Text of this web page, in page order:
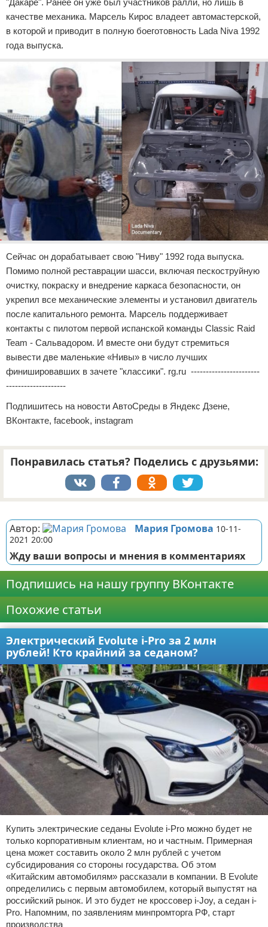
"Дакаре". Ранее он уже был участников ралли, но лишь в
качестве механика. Марсель Кирос владеет автомастерской,
в которой и приводит в полную боеготовность Lada Niva 1992
года выпуска.
Сейчас он дорабатывает свою "Ниву" 1992 года выпуска.
Помимо полной реставрации шасси, включая пескоструйную
очистку, покраску и внедрение каркаса безопасности, он
укрепил все механические элементы и установил двигатель
после капитального ремонта. Марсель поддерживает
контакты с пилотом первой испанской команды Classic Raid
Team - Сальвадором. И вместе они будут стремиться
вывести две маленькие «Нивы» в число лучших
финишировавших в зачете "классики". rg.ru -----------------------
--------------------
Подпишитесь на новости АвтоСреды в Яндекс Дзене,
ВКонтакте, facebook, instagram
Понравилась статья? Поделись с друзьями:
Автор: Мария Громова 10-11-
2021 20:00
Жду ваши вопросы и мнения в комментариях
Подпишись на нашу группу ВКонтакте
Похожие статьи
Электрический Evolute i-Pro за 2 млн
рублей! Кто крайний за седаном?
Купить электрические седаны Evolute i-Pro можно будет не
только корпоративным клиентам, но и частным. Примерная
цена может составить около 2 млн рублей с учетом
субсидирования со стороны государства. Об этом
«Китайским автомобилям» рассказали в компании. В Evolute
определились с первым автомобилем, который выпустят на
российский рынок. И это будет не кроссовер i-Joy, а седан i-
Pro. Напомним, по заявлениям минпромторга РФ, старт
производства